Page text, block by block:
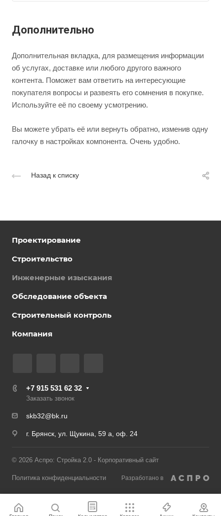
Дополнительно
Дополнительная вкладка, для размещения информации
об услугах, доставке или любого другого важного
контента. Поможет вам ответить на интересующие
покупателя вопросы и развеять его сомнения в покупке.
Используйте её по своему усмотрению.
Вы можете убрать её или вернуть обратно, изменив одну
галочку в настройках компонента. Очень удобно.
Назад к списку
Проектирование
Строительство
Инженерные изыскания
Обследование объекта
Строительный контроль
Компания
+7 915 531 62 32
Заказать звонок
skb32@bk.ru
г. Брянск, ул. Щукина, 59 а, оф. 24
© 2026 Аспро: Стройка 2.0 - Корпоративный сайт
Политика конфиденциальности Разработано в